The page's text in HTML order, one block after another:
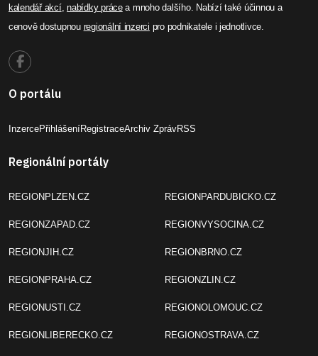
kalendář akcí,nabídky prácea mnoho dalšího. Nabízí také účinnou a
cenově dostupnou regionální inzerci pro podnikatele i jednotlivce.
O portálu
InzercePřihlášeníRegistraceArchiv ZprávRSS
Regionální portály
REGIONPLZEN.CZ
REGIONZAPAD.CZ
REGIONJIH.CZ
REGIONPRAHA.CZ
REGIONUSTI.CZ
REGIONLIBERECKO.CZ
REGIONPARDUBICKO.CZ
REGIONVYSOCINA.CZ
REGIONBRNO.CZ
REGIONZLIN.CZ
REGIONOLOMOUC.CZ
REGIONOSTRAVA.CZ